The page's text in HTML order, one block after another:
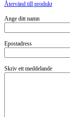
Återvänd till produkt
Ange ditt namn
Epostadress
Skriv ett meddelande